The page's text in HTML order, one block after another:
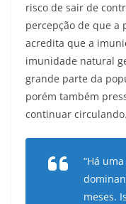
risco de sair de
percepção de que a
acredita que a
imunidade natural
grande parte da
porém também
continuar circulando.
“Há
meses.